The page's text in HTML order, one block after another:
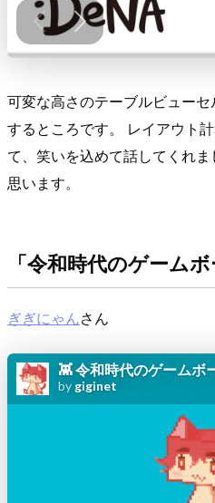
可変な高さのテーブルビュー
するところです。 レイアウト
て、笑いを込めて話してくれ
思います。
「令和時代のゲームボ
ぎぎにゃんさん